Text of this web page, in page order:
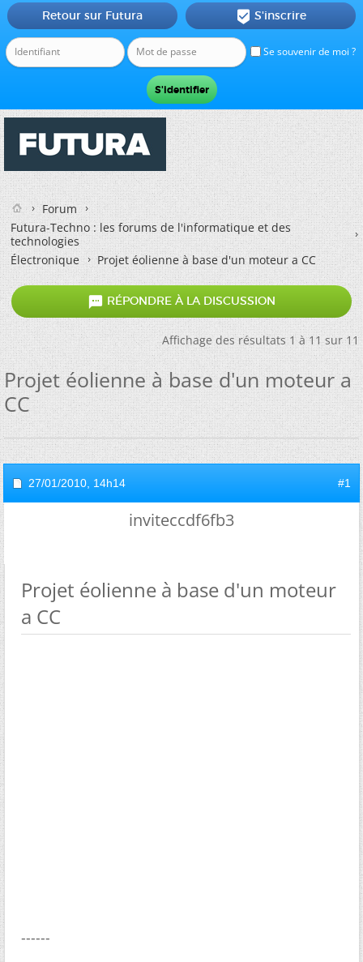
Se souvenir de moi ?
Retour sur Futura  S'inscrire
Forum
Futura-Techno : les forums de l'informatique et des
technologies
Électronique
Projet éolienne à base d'un moteur a CC
 RÉPONDRE À LA DISCUSSION
Affichage des résultats 1 à 11 sur 11
Projet éolienne à base d'un moteur a
CC
27/01/2010, 14h14 #1
inviteccdf6fb3
Projet éolienne à base d'un moteur
a CC
------